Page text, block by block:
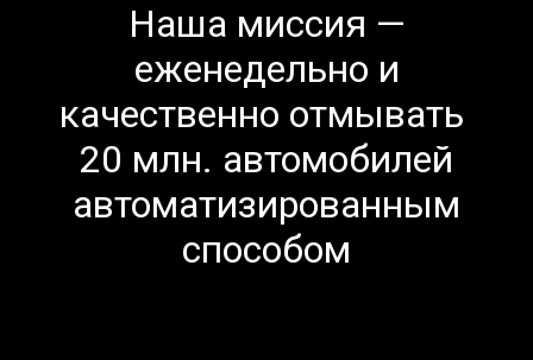
Наша миссия —
еженедельно и
качественно отмывать
20 млн. автомобилей
автоматизированным
способом